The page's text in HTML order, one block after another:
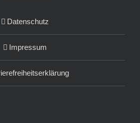
Datenschutz
Impressum